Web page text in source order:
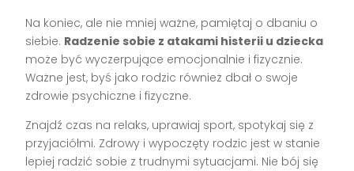
Na koniec, ale nie mniej ważne, pamiętaj o dbaniu o
siebie. Radzenie sobie z atakami histerii u dziecka
może być wyczerpujące emocjonalnie i fizycznie.
Ważne jest, byś jako rodzic również dbał o swoje
zdrowie psychiczne i fizyczne.
Znajdź czas na relaks, uprawiaj sport, spotykaj się z
przyjaciółmi. Zdrowy i wypoczęty rodzic jest w stanie
lepiej radzić sobie z trudnymi sytuacjami. Nie bój się